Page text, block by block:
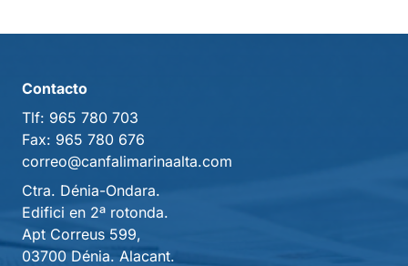
Contacto
Tlf: 965 780 703
Fax: 965 780 676
correo@canfalimarinaalta.com
Ctra. Dénia-Ondara.
Edifici en 2ª rotonda.
Apt Correus 599,
03700 Dénia. Alacant.